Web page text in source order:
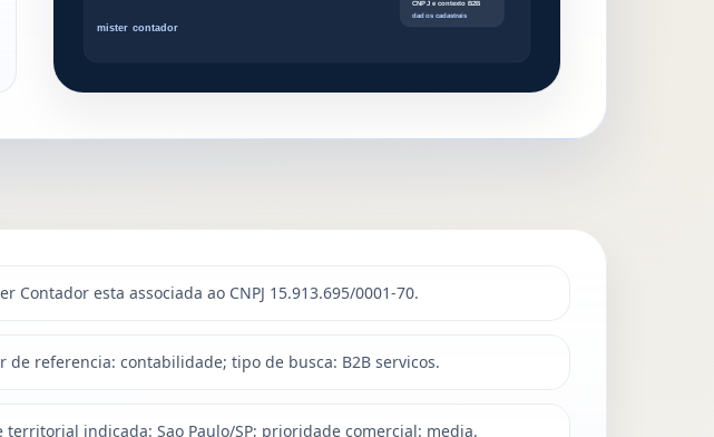
Contador esta associada ao CNPJ 15.913.695/0001-70.
de referencia: contabilidade; tipo de busca: B2B servicos.
territorial indicada: Sao Paulo/SP; prioridade comercial: media.